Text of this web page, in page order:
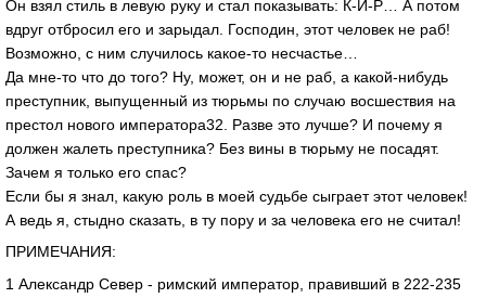
Он взял стиль в левую руку и стал показывать: К-И-Р… А потом
вдруг отбросил его и зарыдал. Господин, этот человек не раб!
Возможно, с ним случилось какое-то несчастье…
Да мне-то что до того? Ну, может, он и не раб, а какой-нибудь
преступник, выпущенный из тюрьмы по случаю восшествия на
престол нового императора32. Разве это лучше? И почему я
должен жалеть преступника? Без вины в тюрьму не посадят.
Зачем я только его спас?
Если бы я знал, какую роль в моей судьбе сыграет этот человек!
А ведь я, стыдно сказать, в ту пору и за человека его не считал!
ПРИМЕЧАНИЯ:
1 Александр Север - римский император, правивший в 222-235